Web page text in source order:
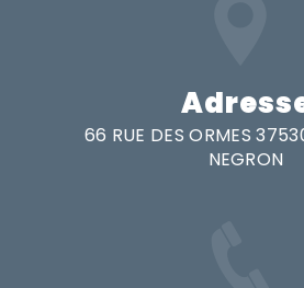
66 RUE DES ORMES
NEGRON